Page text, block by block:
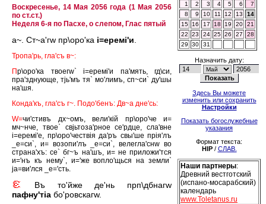
Воскресенье, 14 Мая 2056 года (1 Мая 2056
по ст.ст.)
Неделя 6-я по Пасхе, о слепом, Глас пятый
а~. Ст~а'гw пр\оро'ка i=еремi'и
Тропа'рь, гла'съ в~:
Пр\оро'ка твоегw` i=еремi'и па'мять, гд\си,
пра'зднующе, тjь'мъ тя` мо'лимъ, сп~си` ду'шы
на'шя.
Конда'къ, гла'съ г~. Подо'бенъ: Дв~а дне'сь:
W=чи'стивъ дх~омъ, вели'кiй пр\оро'че и=
мч~нче, твое` свjьтоза'рное се'рдце, сла'вне
i=еремi'е, пр\оро'чествiя да'ръ свы'ше прiя'лъ
_е=си`, и= возопи'лъ _е=си`, велегла'снw во
страна'хъ: се` бг~ъ на'шъ, и= не приложи'тся
и='нъ къ нему`, и='же вопло'щься на земли`
jа=ви'лся _е='сть.
Въ то'йже де'нь прп\дбнагw
пафну'тiа бо'ровскагw.
1
2 3 4 5 6
7
8
9 10 11 12 13
14
15
16 17 18 19 20
21
22
23 24 25 26 27
28
29
30 31
Назначить дату:
Здесь Вы можете
изменить или сохранить
Настройки
Показать богослужебные
указания
Формат текста:
HIP/ СЛАВ.
Наши партнеры:
Древний вестготский
(испано-мосарабский)
календарь
www.Toletanus.ru